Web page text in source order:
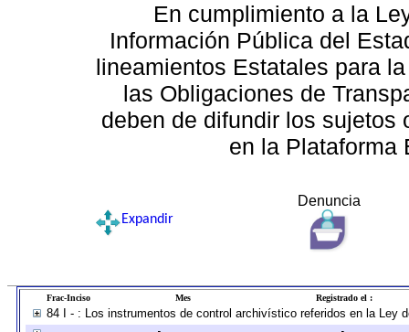
En cumplimiento a la
Información Pública del
lineamientos Estatales para
las Obligaciones de
deben de difundir los sujetos
en la Plataforma
Denuncia
Expandir
Frac-Inciso Mes Registrado el :
84 I - : Los instrumentos de control archivístico referidos en la Ley